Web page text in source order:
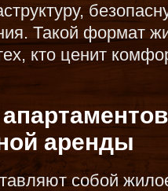
Такой формат
кто ценит
аренды
собой